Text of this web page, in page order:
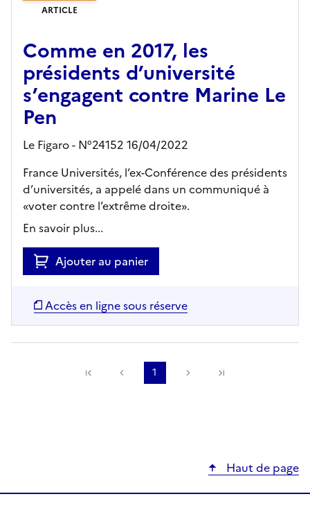
ARTICLE
Comme en 2017, les
présidents d’université
s’engagent contre Marine Le
Pen
Le Figaro - N°24152 16/04/2022
France Universités, l’ex-Conférence des présidents
d’universités, a appelé dans un communiqué à
«voter contre l’extrême droite».
En savoir plus...
Ajouter au panier
Accès en ligne sous réserve
Précédente
1 Suivante
Haut de page